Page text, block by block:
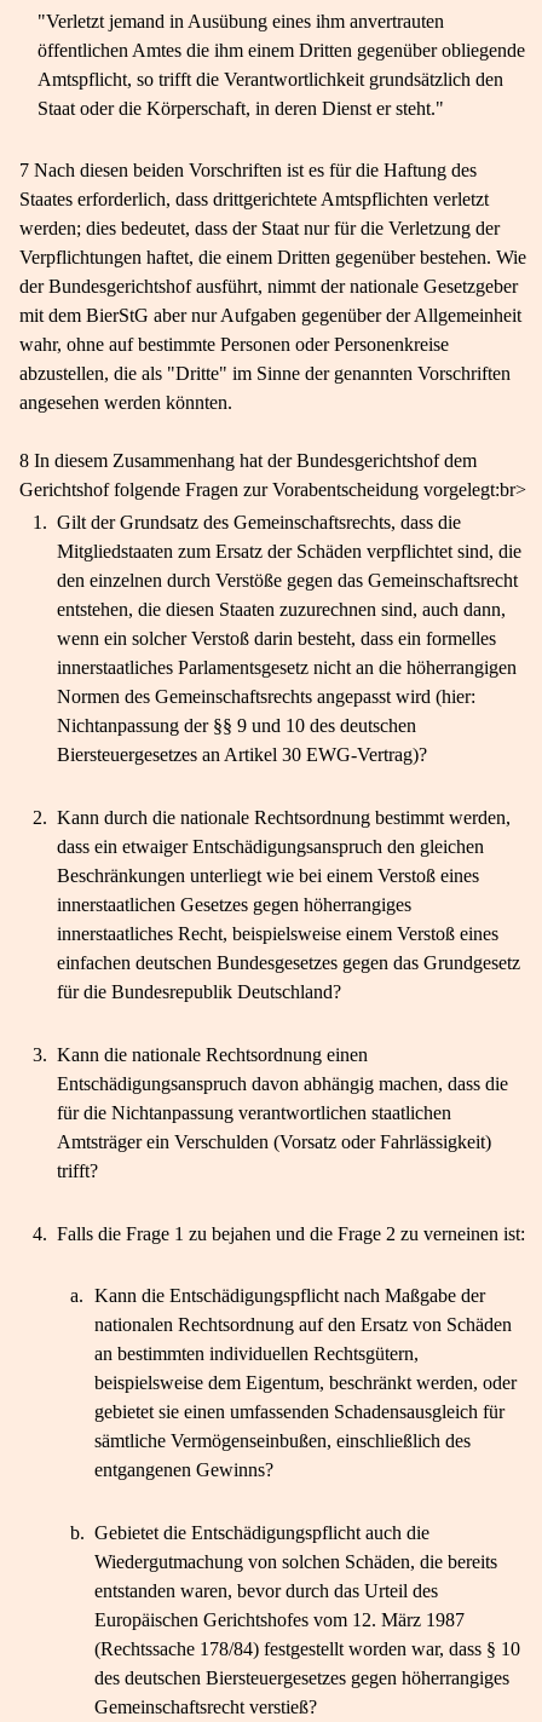
"Verletzt jemand in Ausübung eines ihm anvertrauten
öffentlichen Amtes die ihm einem Dritten gegenüber obliegende
Amtspflicht, so trifft die Verantwortlichkeit grundsätzlich den
Staat oder die Körperschaft, in deren Dienst er steht."
7 Nach diesen beiden Vorschriften ist es für die Haftung des
Staates erforderlich, dass drittgerichtete Amtspflichten verletzt
werden; dies bedeutet, dass der Staat nur für die Verletzung der
Verpflichtungen haftet, die einem Dritten gegenüber bestehen. Wie
der Bundesgerichtshof ausführt, nimmt der nationale Gesetzgeber
mit dem BierStG aber nur Aufgaben gegenüber der Allgemeinheit
wahr, ohne auf bestimmte Personen oder Personenkreise
abzustellen, die als "Dritte" im Sinne der genannten Vorschriften
angesehen werden könnten.
8 In diesem Zusammenhang hat der Bundesgerichtshof dem
Gerichtshof folgende Fragen zur Vorabentscheidung vorgelegt:br>
1. Gilt der Grundsatz des Gemeinschaftsrechts, dass die
Mitgliedstaaten zum Ersatz der Schäden verpflichtet sind, die
den einzelnen durch Verstöße gegen das Gemeinschaftsrecht
entstehen, die diesen Staaten zuzurechnen sind, auch dann,
wenn ein solcher Verstoß darin besteht, dass ein formelles
innerstaatliches Parlamentsgesetz nicht an die höherrangigen
Normen des Gemeinschaftsrechts angepasst wird (hier:
Nichtanpassung der §§ 9 und 10 des deutschen
Biersteuergesetzes an Artikel 30 EWG-Vertrag)?
2. Kann durch die nationale Rechtsordnung bestimmt werden,
dass ein etwaiger Entschädigungsanspruch den gleichen
Beschränkungen unterliegt wie bei einem Verstoß eines
innerstaatlichen Gesetzes gegen höherrangiges
innerstaatliches Recht, beispielsweise einem Verstoß eines
einfachen deutschen Bundesgesetzes gegen das Grundgesetz
für die Bundesrepublik Deutschland?
3. Kann die nationale Rechtsordnung einen
Entschädigungsanspruch davon abhängig machen, dass die
für die Nichtanpassung verantwortlichen staatlichen
Amtsträger ein Verschulden (Vorsatz oder Fahrlässigkeit)
trifft?
4. Falls die Frage 1 zu bejahen und die Frage 2 zu verneinen ist:
a. Kann die Entschädigungspflicht nach Maßgabe der
nationalen Rechtsordnung auf den Ersatz von Schäden
an bestimmten individuellen Rechtsgütern,
beispielsweise dem Eigentum, beschränkt werden, oder
gebietet sie einen umfassenden Schadensausgleich für
sämtliche Vermögenseinbußen, einschließlich des
entgangenen Gewinns?
b. Gebietet die Entschädigungspflicht auch die
Wiedergutmachung von solchen Schäden, die bereits
entstanden waren, bevor durch das Urteil des
Europäischen Gerichtshofes vom 12. März 1987
(Rechtssache 178/84) festgestellt worden war, dass § 10
des deutschen Biersteuergesetzes gegen höherrangiges
Gemeinschaftsrecht verstieß?